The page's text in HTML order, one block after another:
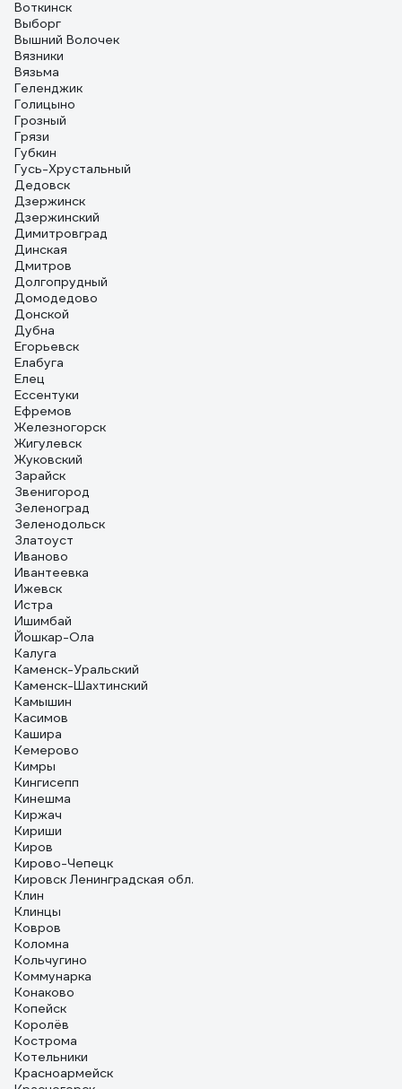
Воткинск
Выборг
Вышний Волочек
Вязники
Вязьма
Геленджик
Голицыно
Грозный
Грязи
Губкин
Гусь-Хрустальный
Дедовск
Дзержинск
Дзержинский
Димитровград
Динская
Дмитров
Долгопрудный
Домодедово
Донской
Дубна
Егорьевск
Елабуга
Елец
Ессентуки
Ефремов
Железногорск
Жигулевск
Жуковский
Зарайск
Звенигород
Зеленоград
Зеленодольск
Златоуст
Иваново
Ивантеевка
Ижевск
Истра
Ишимбай
Йошкар-Ола
Калуга
Каменск-Уральский
Каменск-Шахтинский
Камышин
Касимов
Кашира
Кемерово
Кимры
Кингисепп
Кинешма
Киржач
Кириши
Киров
Кирово-Чепецк
Кировск Ленинградская обл.
Клин
Клинцы
Ковров
Коломна
Кольчугино
Коммунарка
Конаково
Копейск
Королёв
Кострома
Котельники
Красноармейск